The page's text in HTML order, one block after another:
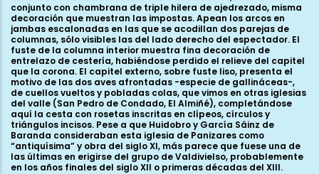
conjunto con chambrana de triple hilera de ajedrezado, misma
decoración que muestran las impostas. Apean los arcos en
jambas escalonadas en las que se acodillan dos parejas de
columnas, sólo visibles las del lado derecho del espectador. El
fuste de la columna interior muestra fina decoración de
entrelazo de cestería, habiéndose perdido el relieve del capitel
que la corona. El capitel externo, sobre fuste liso, presenta el
motivo de las dos aves afrontadas -especie de gallináceas-,
de cuellos vueltos y pobladas colas, que vimos en otras iglesias
del valle (San Pedro de Condado, El Almiñé), completándose
aquí la cesta con rosetas inscritas en clípeos, círculos y
triángulos incisos. Pese a que Huidobro y García Sáinz de
Baranda consideraban esta iglesia de Panizares como
“antiquísima” y obra del siglo XI, más parece que fuese una de
las últimas en erigirse del grupo de Valdivielso, probablemente
en los años finales del siglo XII o primeras décadas del XIII.